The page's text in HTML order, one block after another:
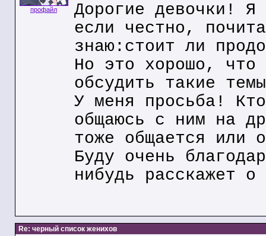
профайл
Дорогие девочки!
если честно,
знаю:стоит ли
Но это хорошо, что
обсудить такие
У меня просьба!
общаюсь с ним на
тоже общается или
Буду очень
нибудь расскажет
Re: черный список женихов